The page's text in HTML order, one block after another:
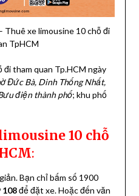
Thuê xe limousine 10 chỗ đi
TpHCM
tham quan Tp.HCM ngày
Đức Bà, Dinh Thống Nhất,
điện thành phố; khu phố
10 chỗ
:
Bạn chỉ bấm số 1900
108để đặt xe. Hoặc đến văn